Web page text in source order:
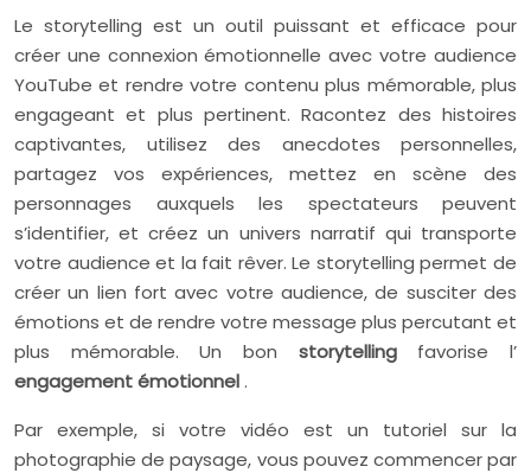
Le storytelling est un outil puissant et efficace pour
créer une connexion émotionnelle avec votre audience
YouTube et rendre votre contenu plus mémorable, plus
engageant et plus pertinent. Racontez des histoires
captivantes, utilisez des anecdotes personnelles,
partagez vos expériences, mettez en scène des
personnages auxquels les spectateurs peuvent
s’identifier, et créez un univers narratif qui transporte
votre audience et la fait rêver. Le storytelling permet de
créer un lien fort avec votre audience, de susciter des
émotions et de rendre votre message plus percutant et
plus mémorable. Un bon storytelling favorise l’
engagement émotionnel.
Par exemple, si votre vidéo est un tutoriel sur la
photographie de paysage, vous pouvez commencer par